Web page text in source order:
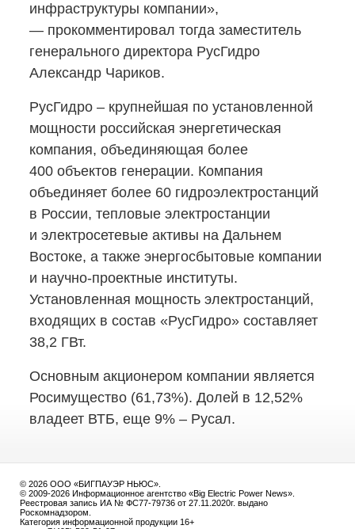
инфраструктуры компании»,
— прокомментировал тогда заместитель
генерального директора РусГидро
Александр Чариков.
РусГидро – крупнейшая по установленной
мощности российская энергетическая
компания, объединяющая более
400 объектов генерации. Компания
объединяет более 60 гидроэлектростанций
в России, тепловые электростанции
и электросетевые активы на Дальнем
Востоке, а также энергосбытовые компании
и научно-проектные институты.
Установленная мощность электростанций,
входящих в состав «РусГидро» составляет
38,2 ГВт.
Основным акционером компании является
Росимущество (61,73%). Долей в 12,52%
владеет ВТБ, еще 9% – Русал.
© 2026 ООО «БИГПАУЭР НЬЮС».
© 2009-2026 Информационное агентство «Big Electric Power News».
Реестровая запись ИА № ФС77-79736 от 27.11.2020г. выдано
Роскомнадзором.
Категория информационной продукции 16+